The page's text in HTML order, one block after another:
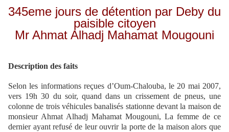
345eme jours de détention par Deby du
paisible citoyen
Mr Ahmat Alhadj Mahamat Mougouni
Description des faits
Selon les informations reçues d’Oum-Chalouba, le 20 mai 2007,
vers 19h 30 du soir, quand dans un crissement de pneus, une
colonne de trois véhicules banalisés stationne devant la maison de
monsieur Ahmat Alhadj Mahamat Mougouni, La femme de ce
dernier ayant refusé de leur ouvrir la porte de la maison alors que